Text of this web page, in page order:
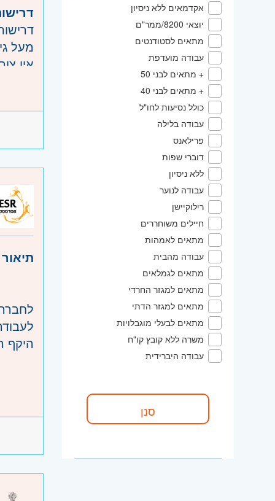
אקדמאים ללא ניסיון
יוצאי 8200/ממר"ם
מתאים לסטודנטים
עבודה מועדפת
+ מתאים לבני 50
+ מתאים לבני 40
כולל נסיעות לחו"ל
עבודה בלילה
פרילאנס
דוברי שפות
ללא ניסיון
עבודה לנוער
רילוקיישן
חיילים משוחררים
מתאים לאמהות
עבודה מהבית
מתאים לגמלאים
מתאים למגזר החרדי
מתאים למגזר הדתי
מתאים לבעלי מוגבלויות
משרה ללא קובץ קו"ח
עבודה היברידית
מעל גיל
אין
שכר חודשי
ניתן
קוד
אזור:
שוהם
שרון-
-
-ידע
-
-הבנה
-